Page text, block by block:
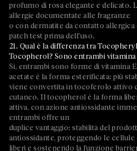
profumo di rosa elegante e delicato.
allergie documentate alle fragranze
o con dermatite da contatto allergica
patch test prima dell'uso.
21. Qual è la differenza tra
Tocopherol? Sono entrambi vitamina
Sì, entrambi sono forme di vitamina
acetate è la forma esterificata: più
viene convertita in tocoferolo attivo
cutaneo. Il tocopherol è la forma
attiva, con azione antiossidante
entrambi offre un
duplice vantaggio: stabilità del
antiossidante, proteggendo le cellule
liberi e sostenendo la funzione